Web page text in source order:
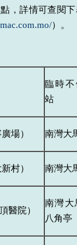
，詳情可查閱下
）。
臨時
站
場） 南灣大
村） 南灣大
醫院）
南灣大
八角亭